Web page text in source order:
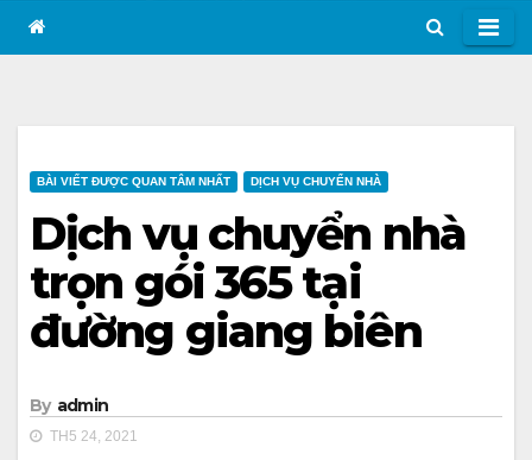
BÀI VIẾT ĐƯỢC QUAN TÂM NHẤT DỊCH VỤ CHUYỂN NHÀ
Dịch vụ chuyển nhà
trọn gói 365 tại
đường giang biên
By admin
TH5 24, 2021